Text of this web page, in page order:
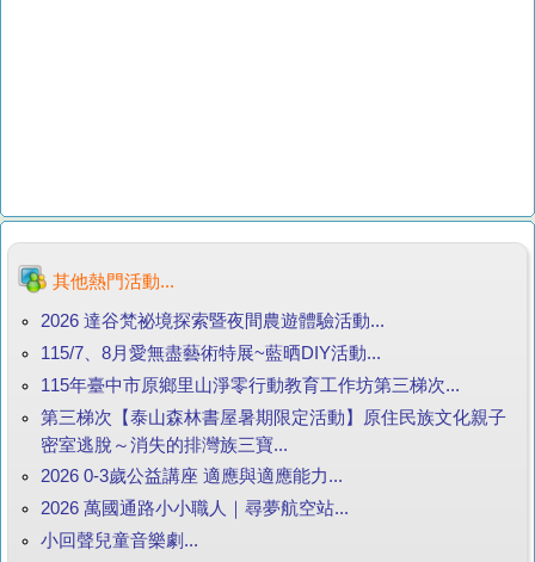
其他熱門活動...
2026 達谷梵祕境探索暨夜間農遊體驗活動...
115/7、8月愛無盡藝術特展~藍晒DIY活動...
115年臺中市原鄉里山淨零行動教育工作坊第三梯次...
第三梯次【泰山森林書屋暑期限定活動】原住民族文化親子
密室逃脫～消失的排灣族三寶...
2026 0-3歲公益講座 適應與適應能力...
2026 萬國通路小小職人｜尋夢航空站...
小回聲兒童音樂劇...